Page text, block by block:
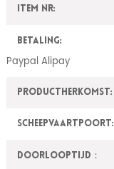
Item nr:
Betaling:
Paypal Alipay
ProductHerkomst:
Scheepvaartpoort:
Doorlooptijd：